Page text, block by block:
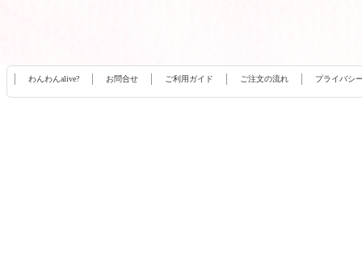
わんわんalive? お問合せ ご利用ガイド ご注文の流れ プライバシ